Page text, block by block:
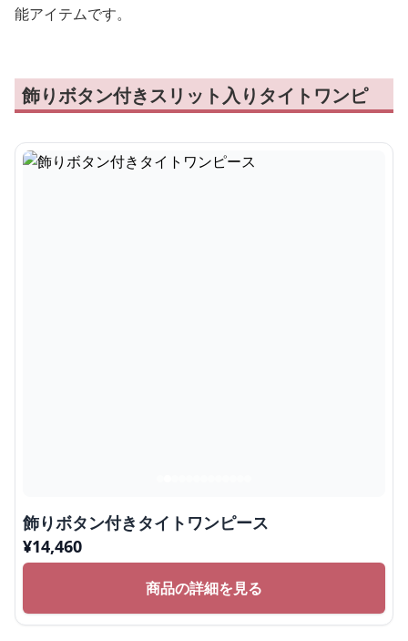
能アイテムです。
飾りボタン付きスリット入りタイトワンピ
飾りボタン付きタイトワンピース
¥14,460
商品の詳細を見る